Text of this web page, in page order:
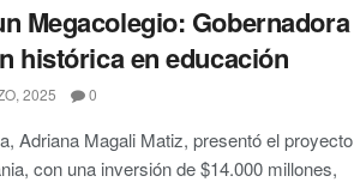
Megacolegio: Gobernadora
histórica en educación
2025 0
Adriana Magali Matiz, presentó el proyecto
con una inversión de $14.000 millones,